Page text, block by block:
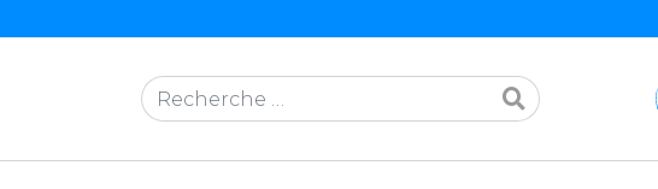
Rechercher